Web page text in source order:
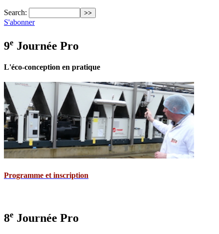
Search:
S'abonner
9e Journée Pro
L'éco-conception en pratique
Programme et inscription
8e Journée Pro